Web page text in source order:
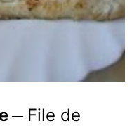
File de